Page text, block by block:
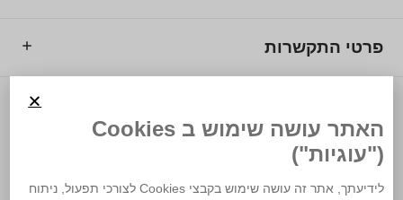
פרטי התקשרות
האתר עושה שימוש ב Cookies
("עוגיות")
לידיעתך, אתר זה עושה שימוש בקבצי Cookies לצורכי תפעול, ניתוח